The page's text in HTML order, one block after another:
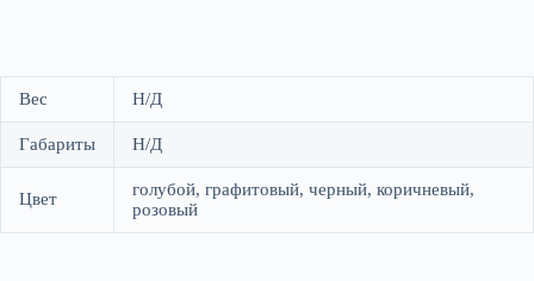
Вес Н/Д
Габариты Н/Д
Цвет
голубой, графитовый, черный, коричневый,
розовый